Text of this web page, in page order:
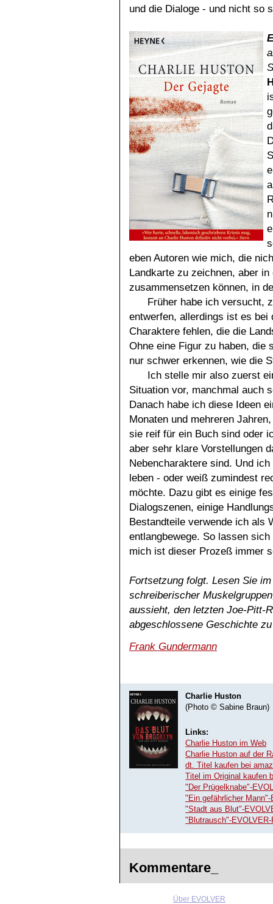
und die Dialoge - und nicht so
eben Autoren wie mich, die
Landkarte zu zeichnen, aber
zusammensetzen können, in
Früher habe ich versucht,
entwerfen, allerdings ist es bei
Charaktere fehlen, die die
Ohne eine Figur zu haben, die
nur schwer erkennen, wie die
Ich stelle mir also zuerst
Situation vor, manchmal auch
Danach habe ich diese Ideen
Monaten und mehreren
sie reif für ein Buch sind oder
aber sehr klare Vorstellungen
Nebencharaktere sind. Und
leben - oder weiß zumindest
möchte. Dazu gibt es einige
Dialogszenen, einige
Bestandteile verwende ich als
entlangbewege. So lassen
mich ist dieser Prozeß immer
Fortsetzung folgt. Lesen Sie
schreiberischer
aussieht, den letzten Joe-Pitt-
abgeschlossene Geschichte
Frank Gundermann
Charlie Huston
(Photo © Sabine Braun)
Links:
Charlie Huston im Web
Charlie Huston auf der
dt. Titel kaufen bei
Titel im Original kaufen
"Der Prügelknabe"-
"Ein gefährlicher Mann"-
"Stadt aus Blut"-
"Blutrausch"-EVOLVER-
Kommentare_
Über EVOLVER